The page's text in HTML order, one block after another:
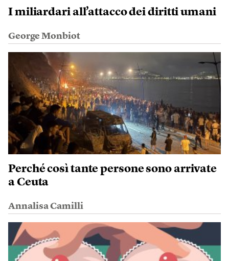
I miliardari all’attacco dei diritti umani
George Monbiot
Perché così tante persone sono arrivate
a Ceuta
Annalisa Camilli